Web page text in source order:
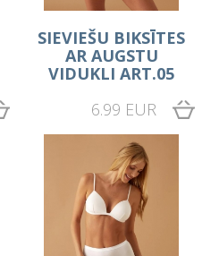
SIEVIEŠU BIKSĪTES
AR AUGSTU
VIDUKLI ART.05
6.99 EUR